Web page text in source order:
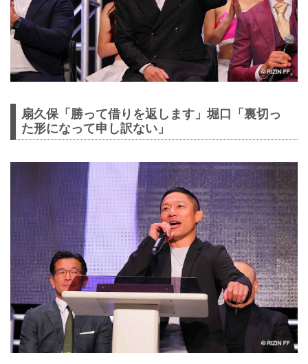
扇久保「勝って借りを返します」堀口「裏切っ
た形になって申し訳ない」